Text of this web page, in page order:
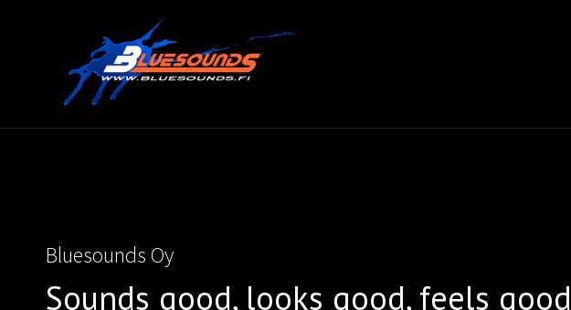
Bluesounds Oy
Sounds good, looks good, feels good